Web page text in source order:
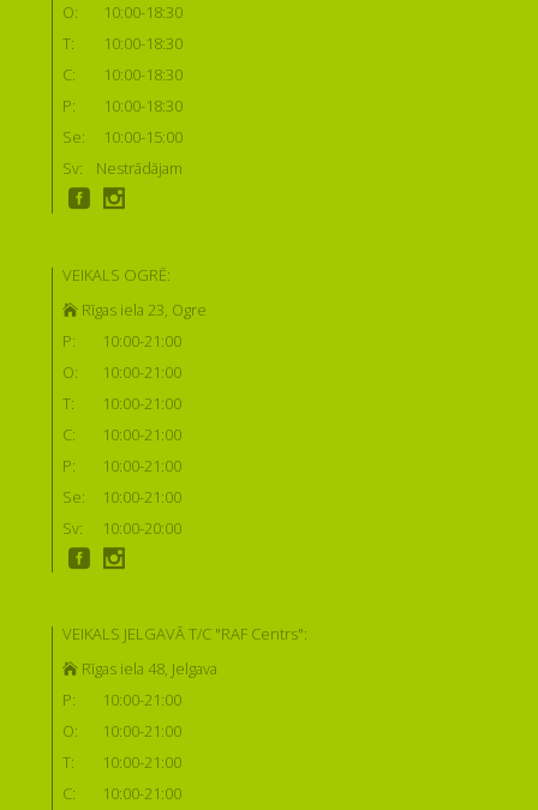
O:
10:00-18:30
T:
10:00-18:30
C:
10:00-18:30
P:
10:00-18:30
Se:
10:00-15:00
Sv:
Nestrādājam
VEIKALS OGRĒ:
Rīgas iela 23, Ogre
P:
10:00-21:00
O:
10:00-21:00
T:
10:00-21:00
C:
10:00-21:00
P:
10:00-21:00
Se:
10:00-21:00
Sv:
10:00-20:00
VEIKALS JELGAVĀ T/C "RAF Centrs":
Rīgas iela 48, Jelgava
P:
10:00-21:00
O:
10:00-21:00
T:
10:00-21:00
C:
10:00-21:00